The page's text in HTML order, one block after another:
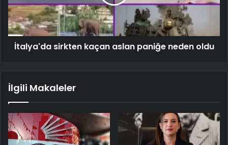
İtalya'da sirkten kaçan aslan paniğe neden oldu
İlgili Makaleler